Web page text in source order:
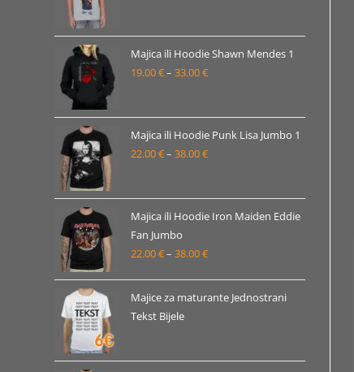
od
19.00 €
do
Majica ili Hoodie Shawn Mendes 1
19.00€– 33.00€Raspon
od
19.00 €
do
Majica ili Hoodie Punk Lisa Jumbo 1
22.00€– 38.00€Raspon
od
22.00 €
38.00 €
Majica ili Hoodie Iron Maiden Eddie
Fan Jumbo
22.00€– 38.00€Raspon
od
Majice za maturante Jednostrani
Tekst Bijele